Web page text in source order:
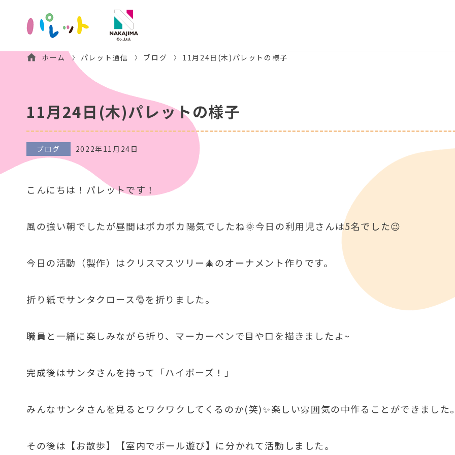
ホーム パレット通信 ブログ 11月24日(木)パレットの様子
11月24日(木)パレットの様子
ブログ 2022年11月24日
こんにちは！パレットです！
風の強い朝でしたが昼間はポカポカ陽気でしたね🌞今日の利用児さんは5名でした😉
今日の活動（製作）はクリスマスツリー🎄のオーナメント作りです。
折り紙でサンタクロース🎅を折りました。
職員と一緒に楽しみながら折り、マーカーペンで目や口を描きましたよ~
完成後はサンタさんを持って「ハイポーズ！」
みんなサンタさんを見るとワクワクしてくるのか(笑)✨楽しい雰囲気の中作ることができました
その後は【お散歩】【室内でボール遊び】に分かれて活動しました。